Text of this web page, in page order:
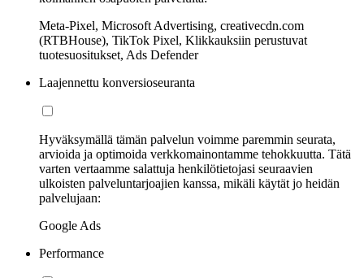
Meta-Pixel, Microsoft Advertising, creativecdn.com
(RTBHouse), TikTok Pixel, Klikkauksiin perustuvat
tuotesuositukset, Ads Defender
Laajennettu konversioseuranta
Hyväksymällä tämän palvelun voimme paremmin seurata,
arvioida ja optimoida verkkomainontamme tehokkuutta. Tätä
varten vertaamme salattuja henkilötietojasi seuraavien
ulkoisten palveluntarjoajien kanssa, mikäli käytät jo heidän
palvelujaan:
Google Ads
Performance